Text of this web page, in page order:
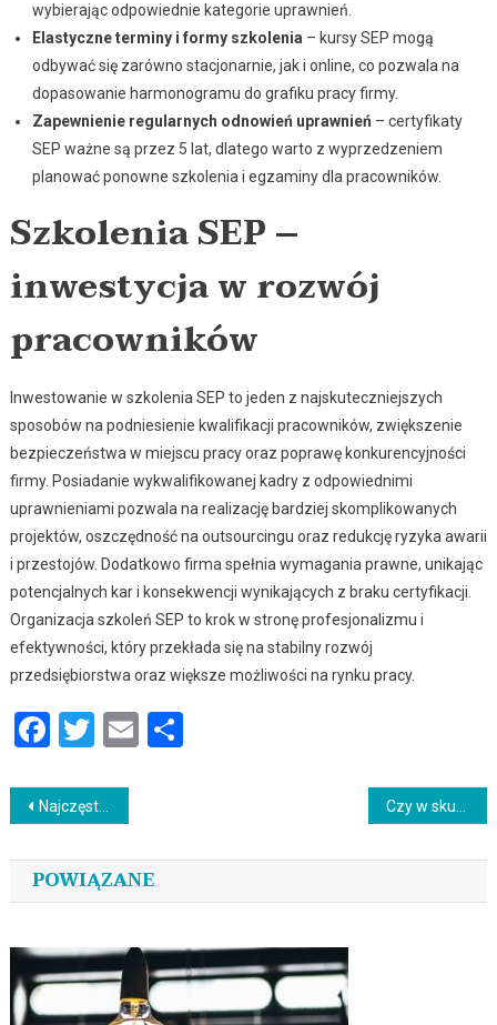
wybierając odpowiednie kategorie uprawnień.
Elastyczne terminy i formy szkolenia – kursy SEP mogą
odbywać się zarówno stacjonarnie, jak i online, co pozwala na
dopasowanie harmonogramu do grafiku pracy firmy.
Zapewnienie regularnych odnowień uprawnień – certyfikaty
SEP ważne są przez 5 lat, dlatego warto z wyprzedzeniem
planować ponowne szkolenia i egzaminy dla pracowników.
Szkolenia SEP –
inwestycja w rozwój
pracowników
Inwestowanie w szkolenia SEP to jeden z najskuteczniejszych
sposobów na podniesienie kwalifikacji pracowników, zwiększenie
bezpieczeństwa w miejscu pracy oraz poprawę konkurencyjności
firmy. Posiadanie wykwalifikowanej kadry z odpowiednimi
uprawnieniami pozwala na realizację bardziej skomplikowanych
projektów, oszczędność na outsourcingu oraz redukcję ryzyka awarii
i przestojów. Dodatkowo firma spełnia wymagania prawne, unikając
potencjalnych kar i konsekwencji wynikających z braku certyfikacji.
Organizacja szkoleń SEP to krok w stronę profesjonalizmu i
efektywności, który przekłada się na stabilny rozwój
przedsiębiorstwa oraz większe możliwości na rynku pracy.
Facebook
Twitter
EmailPodziel
Nawigacja
wpisu
Najczęstsze błędy w nauce języka i jak kursy angielskiego pomagają je wyeliminować?
POWIĄZANE